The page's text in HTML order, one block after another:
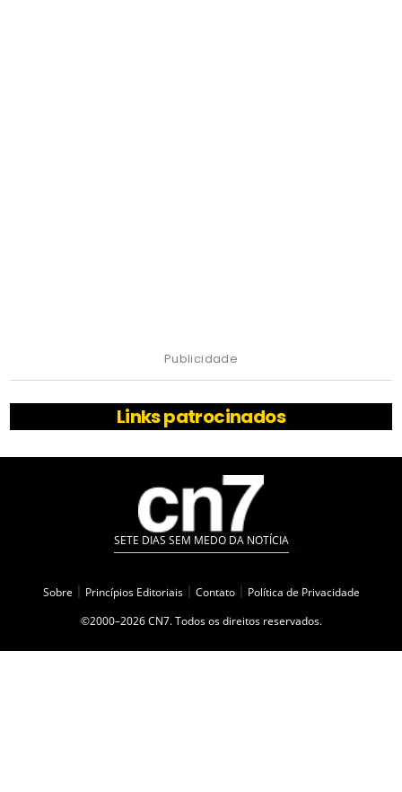
Publicidade
Links patrocinados
SETE DIAS SEM MEDO DA NOTÍCIA
Sobre Princípios Editoriais Contato
Política de Privacidade
©2000–2026 CN7. Todos os direitos reservados.